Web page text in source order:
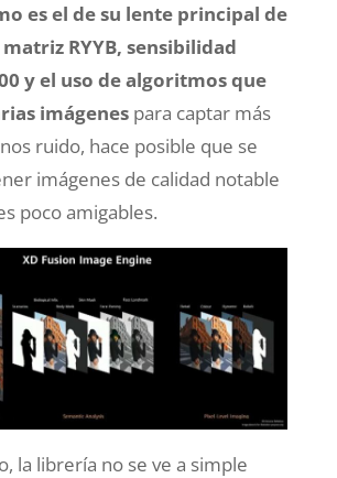
es el de su lente principal de
RYYB, sensibilidad
y el uso de algoritmos que
imágenespara captar más
ruido, hace posible que se
imágenes de calidad notable
poco amigables.
la librería no se ve a simple